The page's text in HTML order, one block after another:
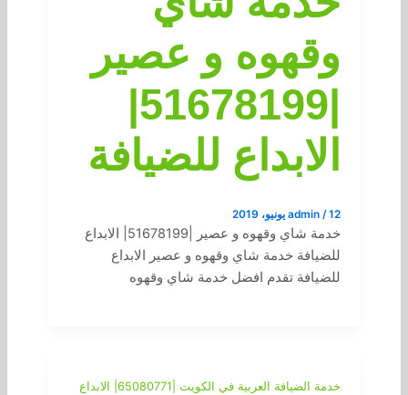
وقهوه و عصير
|51678199|
الابداع للضيافة
admin /12 يونيو، 2019
خدمة شاي وقهوه و عصير |51678199| الابداع
للضيافة خدمة شاي وقهوه و عصير الابداع
للضيافة تقدم افضل خدمة شاي وقهوه
خدمة الضيافة العربية في الكويت |65080771| الابداع